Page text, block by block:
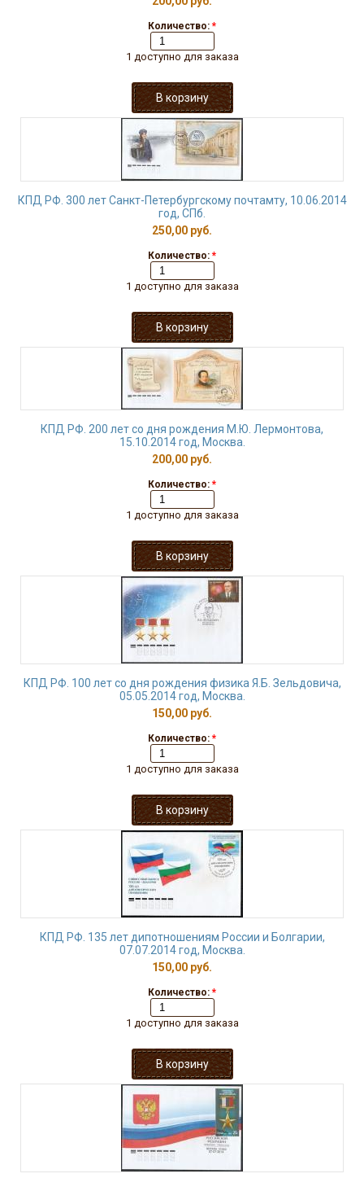
Количество: *
1 доступно для заказа
КПД РФ. 300 лет Санкт-Петербургскому почтамту, 10.06.2014
год, СПб.
250,00 руб.
Количество: *
1 доступно для заказа
КПД РФ. 200 лет со дня рождения М.Ю. Лермонтова,
15.10.2014 год, Москва.
200,00 руб.
Количество: *
1 доступно для заказа
КПД РФ. 100 лет со дня рождения физика Я.Б. Зельдовича,
05.05.2014 год, Москва.
150,00 руб.
Количество: *
1 доступно для заказа
КПД РФ. 135 лет дипотношениям России и Болгарии,
07.07.2014 год, Москва.
150,00 руб.
Количество: *
1 доступно для заказа